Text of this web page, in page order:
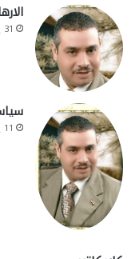
31 يناير، 2015
11 يناير، 2014